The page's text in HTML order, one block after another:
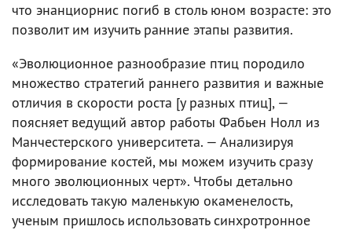
что энанциорнис погиб в столь юном возрасте: это
позволит им изучить ранние этапы развития.
«Эволюционное разнообразие птиц породило
множество стратегий раннего развития и важные
отличия в скорости роста [у разных птиц], —
поясняет ведущий автор работы Фабьен Нолл из
Манчестерского университета. — Анализируя
формирование костей, мы можем изучить сразу
много эволюционных черт». Чтобы детально
исследовать такую маленькую окаменелость,
ученым пришлось использовать синхротронное